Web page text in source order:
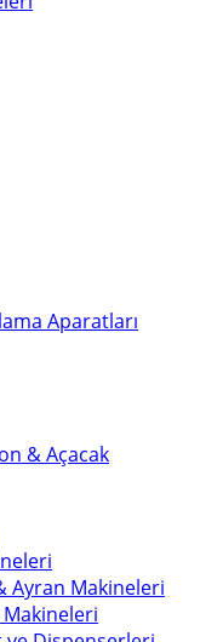
Aparatları
& Açacak
Ayran Makineleri
Makineleri